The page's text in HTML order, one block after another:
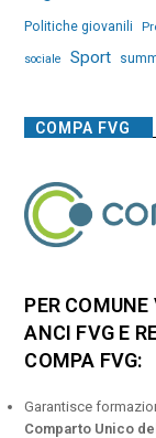
Politiche giovanili
sociale Sport
COMPA FVG
PER
ANCI FVG E
COMPA FVG:
Garantisce
Comparto Unico